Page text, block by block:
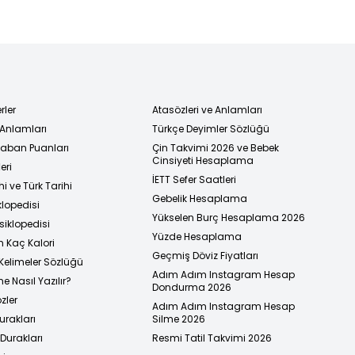
Puanları
ve Türk Tarihi
Kaç Kalori
Sözlüğü
Nasıl Yazılır?
Atasözleri ve Anlamları
Türkçe Deyimler Sözlüğü
Çin Takvimi 2026 ve Bebek
Cinsiyeti Hesaplama
İETT Sefer Saatleri
Gebelik Hesaplama
Yükselen Burç Hesaplama 2026
Yüzde Hesaplama
Geçmiş Döviz Fiyatları
Adım Adım Instagram Hesap
Dondurma 2026
Adım Adım Instagram Hesap
Silme 2026
Resmi Tatil Takvimi 2026